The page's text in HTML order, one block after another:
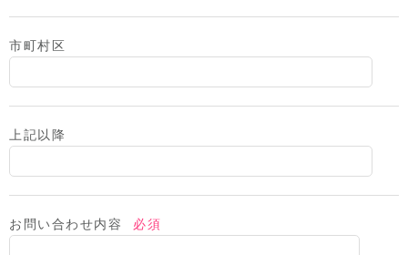
市町村区
上記以降
お問い合わせ内容 必須